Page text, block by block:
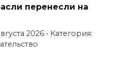
перенесли на
2026 • Категория: